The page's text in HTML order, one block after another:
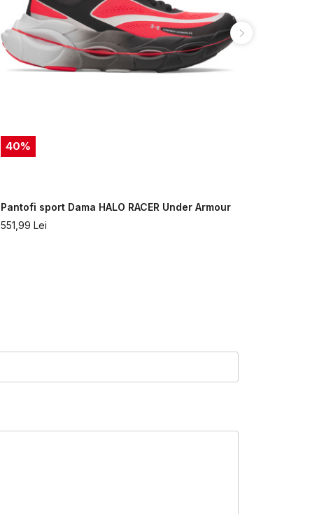
40%
Pantofi sport Dama HALO RACER Under Armour
551,99 Lei